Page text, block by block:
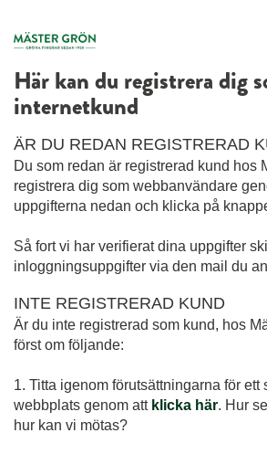
Här kan du registrera dig
internetkund
ÄR DU REDAN REGISTRERAD
Du som redan är registrerad kund hos
registrera dig som webbanvändare
uppgifterna nedan och klicka på
Så fort vi har verifierat dina uppgifter
inloggningsuppgifter via den mail du
INTE REGISTRERAD KUND
Är du inte registrerad som kund, hos
först om följande:
1. Titta igenom förutsättningarna för ett
webbplats genom att klicka här. Hur
hur kan vi mötas?